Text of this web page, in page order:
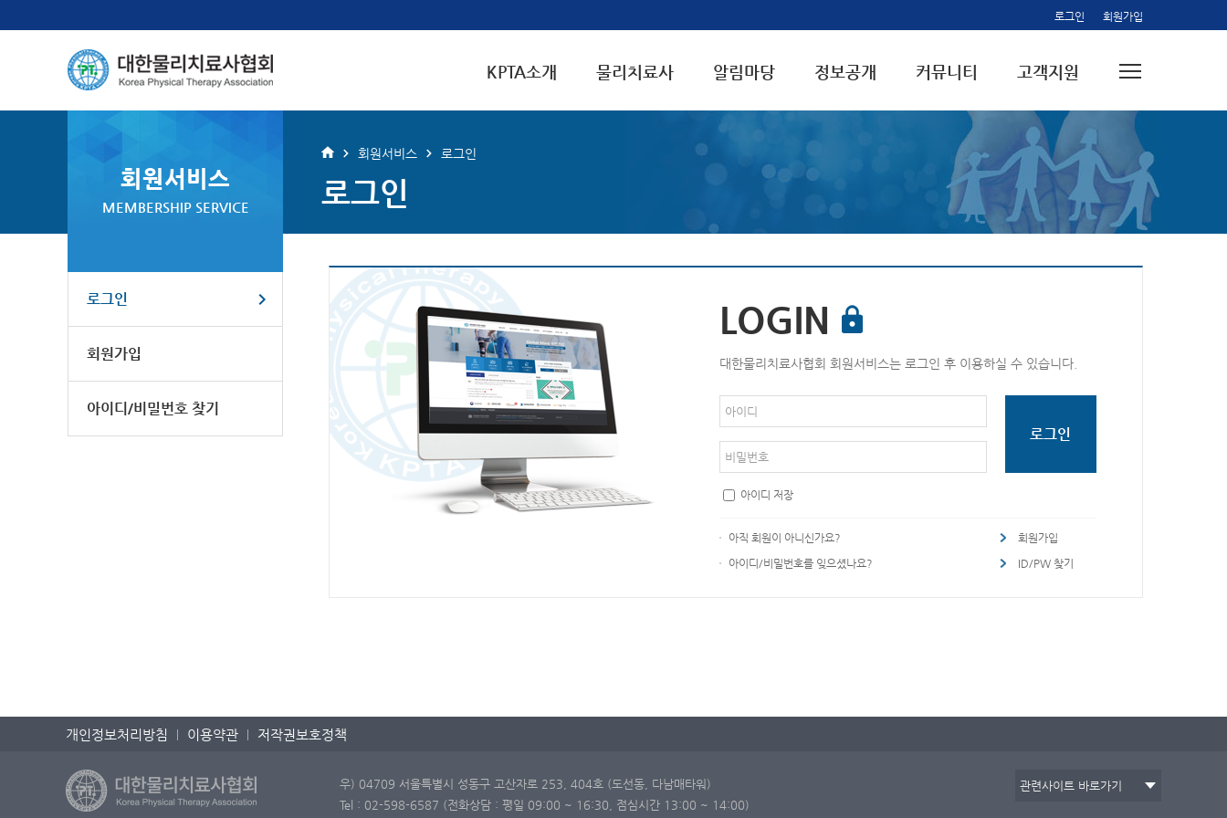
로그인 회원가입
KPTA소개 물리치료사 알림마당 정보공개 커뮤니티 고객지원
회원서비스
MEMBERSHIP SERVICE
로그인
회원가입
아이디/비밀번호 찾기
회원서비스 로그인
로그인
LOGIN
대한물리치료사협회 회원서비스는 로그인 후 이용하실 수 있습니다.
아이디 저장
아직 회원이 아니신가요?
회원가입
아이디/비밀번호를 잊으셨나요?
ID/PW 찾기
개인정보처리방침 이용약관 저작권보호정책
우) 04709 서울특별시 성동구 고산자로 253, 404호 (도선동, 다남매타워)
Tel : 02-598-6587 (전화상담 : 평일 09:00 ~ 16:30, 점심시간 13:00 ~ 14:00)